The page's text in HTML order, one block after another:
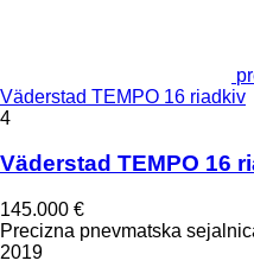
Väderstad TEMPO 16 riadkiv
4
Väderstad TEMPO 16
145.000 €
Precizna pnevmatska
2019